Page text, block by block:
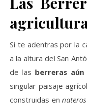
Si te adentras por la
a la altura del San
de las berreras
singular paisaje
construidas ennateros